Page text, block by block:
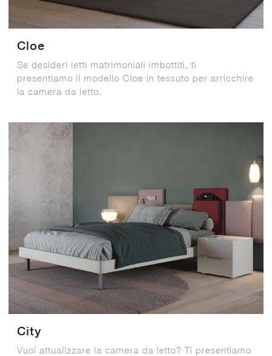
Cloe
Se desideri letti matrimoniali imbottiti, ti
presentiamo il modello Cloe in tessuto per arricchire
la camera da letto.
City
Vuoi attualizzare la camera da letto? Ti presentiamo